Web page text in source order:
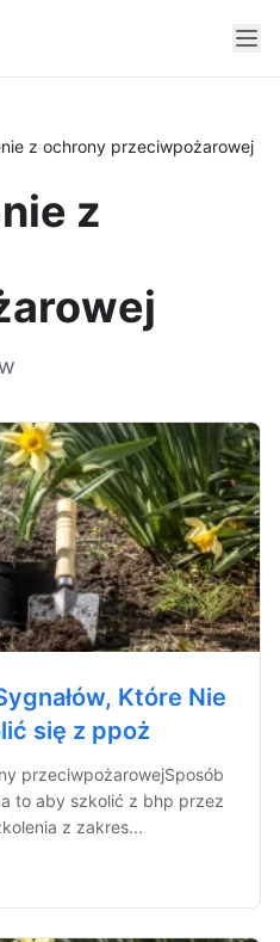
z ochrony przeciwpożarowej
z
Które Nie
się z ppoż
przeciwpożarowejSposób
to aby szkolić z bhp przez
z zakres...